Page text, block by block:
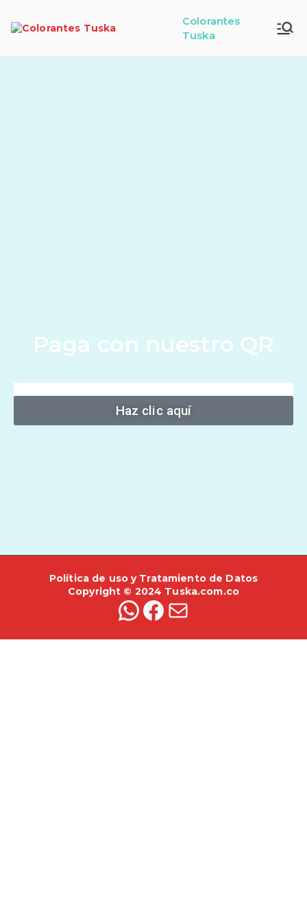
Colorantes
Tuska
Paga con nuestro QR
Haz clic aquí
Política de uso y Tratamiento de Datos
Copyright © 2024 Tuska.com.co